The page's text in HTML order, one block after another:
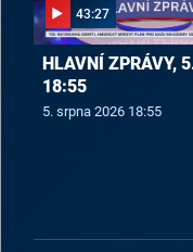
43:27
HLAVNÍ ZPRÁVY,
18:55
5. srpna 2026 18:55